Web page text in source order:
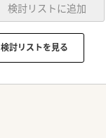
検討リストに追加
検討リストを見る